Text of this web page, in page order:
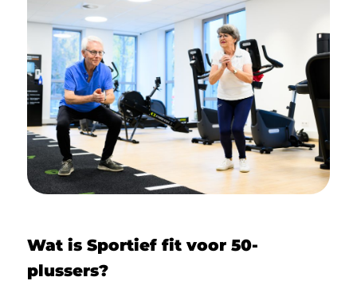
Wat is Sportief fit voor 50-
plussers?